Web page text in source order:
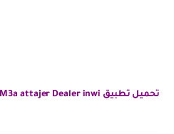
تحميل تطبيق M3a attajer Dealer inwi